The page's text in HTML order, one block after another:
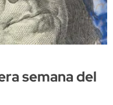
semana del